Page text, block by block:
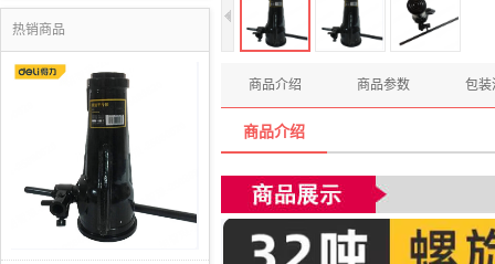
热销商品
商品介绍 商品参数 包装
商品介绍